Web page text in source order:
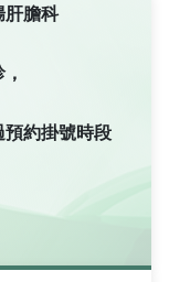
肝膽科
預約掛號時段